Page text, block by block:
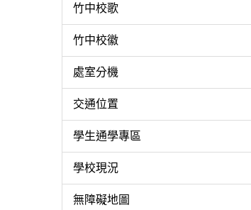
竹中校歌
竹中校徽
處室分機
交通位置
學生通學專區
學校現況
無障礙地圖